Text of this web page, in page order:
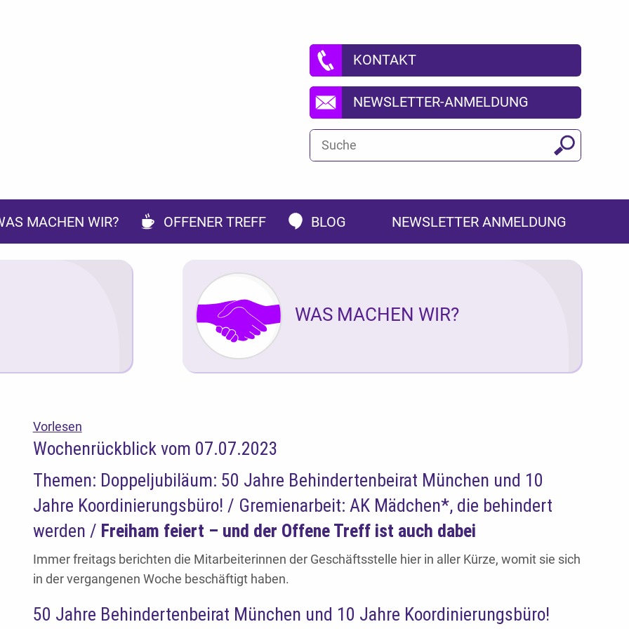
KONTAKT
NEWSLETTER-ANMELDUNG
Suchbegriff
Suchen
MACHEN WIR? OFFENER TREFF BLOG NEWSLETTER ANMELDUNG
WAS MACHEN WIR?
Vorlesen
Wochenrückblick vom 07.07.2023
Themen: Doppeljubiläum: 50 Jahre Behindertenbeirat München und 10
Jahre Koordinierungsbüro! / Gremienarbeit: AK Mädchen*, die behindert
werden / Freiham feiert – und der Offene Treff ist auch dabei
Immer freitags berichten die Mitarbeiterinnen der Geschäftsstelle hier in aller Kürze, womit sie sich
in der vergangenen Woche beschäftigt haben.
50 Jahre Behindertenbeirat München und 10 Jahre Koordinierungsbüro!